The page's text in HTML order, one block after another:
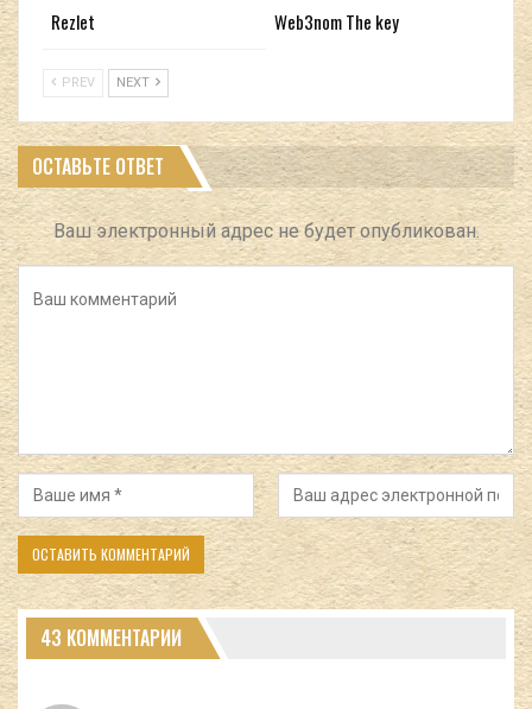
Rezlet Web3nom The key
PREV NEXT
ОСТАВЬТЕ ОТВЕТ
Ваш электронный адрес не будет опубликован.
43 КОММЕНТАРИИ